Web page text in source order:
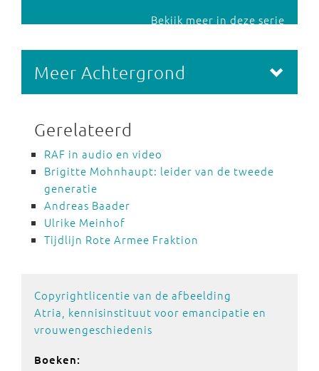
Bekijk meer in deze serie
Meer Achtergrond
Gerelateerd
RAF in audio en video
Brigitte Mohnhaupt: leider van de tweede
generatie
Andreas Baader
Ulrike Meinhof
Tijdlijn Rote Armee Fraktion
Copyrightlicentie van de afbeelding
Atria, kennisinstituut voor emancipatie en
vrouwengeschiedenis
Boeken: